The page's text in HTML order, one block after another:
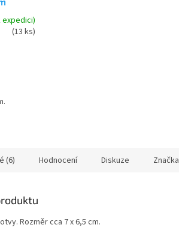
expedici)
(13 ks)
(6) Hodnocení Diskuze Značka
Rozměr cca 7 x 6,5 cm.